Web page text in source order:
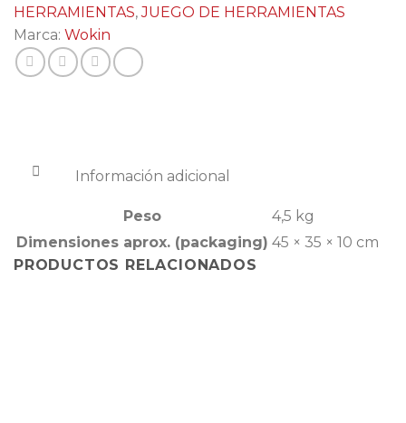
HERRAMIENTAS,JUEGO DE HERRAMIENTAS
Marca: Wokin
Información adicional
Peso
4,5 kg
Dimensiones aprox. (packaging) 45 × 35 × 10 cm
PRODUCTOS RELACIONADOS